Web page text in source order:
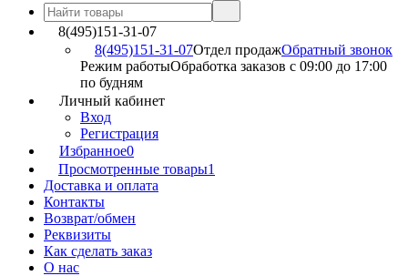
8(495)151-31-07
8(495)151-31-07Отдел продажОбратный звонок
Режим работыОбработка заказов с 09:00 до 17:00
по будням
Личный кабинет
Вход
Регистрация
Избранное0
Просмотренные товары1
Доставка и оплата
Контакты
Возврат/обмен
Реквизиты
Как сделать заказ
О нас